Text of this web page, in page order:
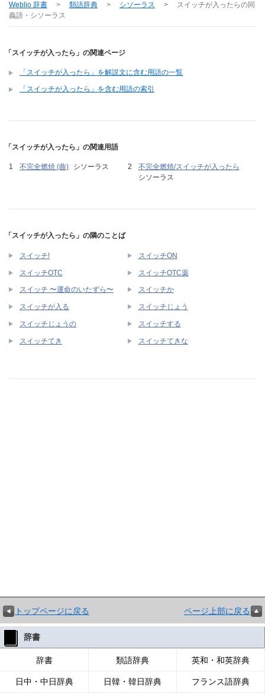
Weblio 辞書 > 類語辞典 > シソーラス > スイッチが入ったらの同
義語・シソーラス
「スイッチが入ったら」の関連ページ
「スイッチが入ったら」を解説文に含む用語の一覧
「スイッチが入ったら」を含む用語の索引
「スイッチが入ったら」の関連用語
不完全燃焼 (曲) シソーラス
不完全燃焼/スイッチが入ったら
シソーラス
「スイッチが入ったら」の隣のことば
スイッチ! スイッチON
スイッチOTC スイッチOTC薬
スイッチ 〜運命のいたずら〜 スイッチか
スイッチが入る スイッチじょう
スイッチじょうの スイッチする
スイッチてき スイッチてきな
トップページに戻る ページ上部に戻る
辞書
辞書 類語辞典 英和・和英辞典
日中・中日辞典 日韓・韓日辞典 フランス語辞典